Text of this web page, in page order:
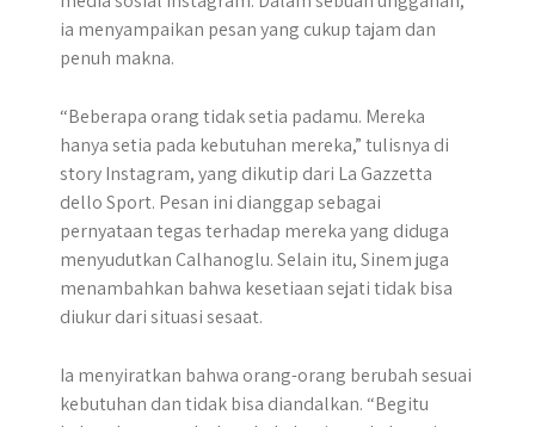
ia menyampaikan pesan yang cukup tajam dan
penuh makna.
“Beberapa orang tidak setia padamu. Mereka
hanya setia pada kebutuhan mereka,” tulisnya di
story Instagram, yang dikutip dari La Gazzetta
dello Sport. Pesan ini dianggap sebagai
pernyataan tegas terhadap mereka yang diduga
menyudutkan Calhanoglu. Selain itu, Sinem juga
menambahkan bahwa kesetiaan sejati tidak bisa
diukur dari situasi sesaat.
Ia menyiratkan bahwa orang-orang berubah sesuai
kebutuhan dan tidak bisa diandalkan. “Begitu